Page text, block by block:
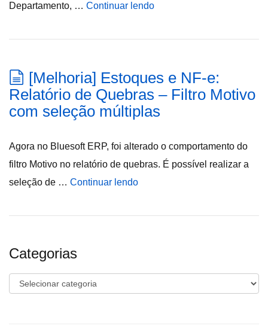
Departamento, … Continuar lendo
[Melhoria] Estoques e NF-e:
Relatório de Quebras – Filtro Motivo
com seleção múltiplas
Agora no Bluesoft ERP, foi alterado o comportamento do
filtro Motivo no relatório de quebras. É possível realizar a
seleção de … Continuar lendo
Categorias
Categorias